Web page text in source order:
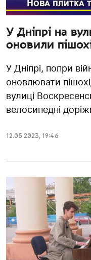
У Дніпрі на
оновили
У Дніпрі, попри
оновлювати
вулиці
велосипедні
12.05.2023, 19:46